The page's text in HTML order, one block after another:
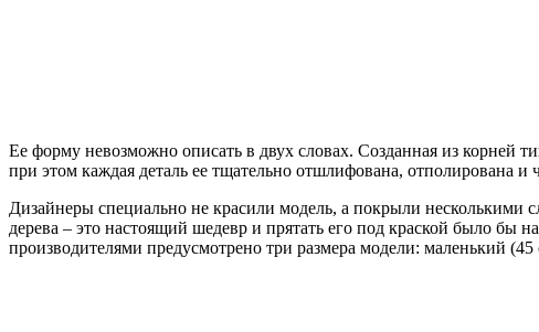
Ее форму невозможно описать в двух словах. Созданная из корней
при этом каждая деталь ее тщательно отшлифована, отполирована
Дизайнеры специально не красили модель, а покрыли несколькими
дерева – это настоящий шедевр и прятать его под краской было бы
производителями предусмотрено три размера модели: маленький